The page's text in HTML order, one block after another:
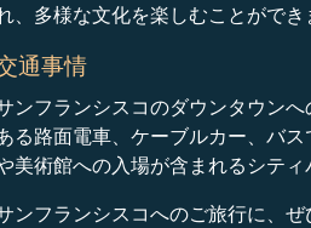
、多様な文化を楽しむことがで
通事情
ンフランシスコのダウンタウン
る路面電車、ケーブルカー、バ
美術館への入場が含まれるシテ
ンフランシスコへのご旅行に、